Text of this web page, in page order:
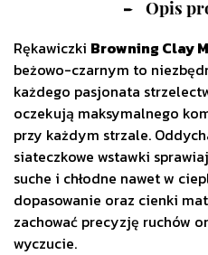
Opis
Rękawiczki Browning Clay
beżowo-czarnym to
każdego pasjonata
oczekują maksymalnego
przy każdym strzale.
siateczkowe wstawki
suche i chłodne nawet w
dopasowanie oraz cienki
zachować precyzję ruchów
wyczucie.